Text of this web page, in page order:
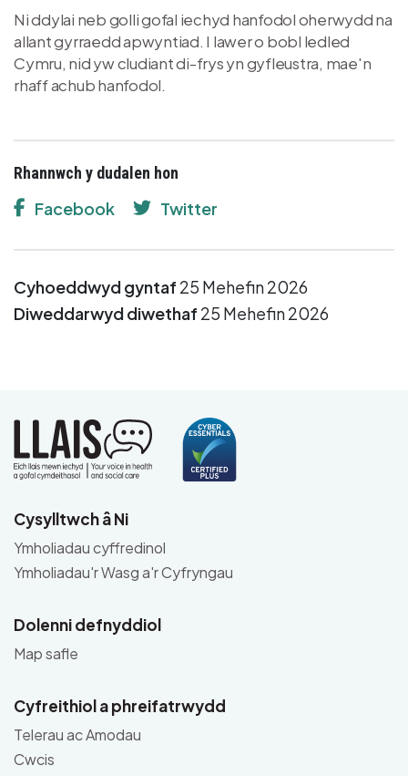
Ni ddylai neb golli gofal iechyd hanfodol oherwydd na
allant gyrraedd apwyntiad. I lawer o bobl ledled
Cymru, nid yw cludiant di-frys yn gyfleustra, mae'n
rhaff achub hanfodol.
Rhannwch y dudalen hon
Facebook Twitter
Cyhoeddwyd gyntaf 25 Mehefin 2026
Diweddarwyd diwethaf 25 Mehefin 2026
Cysylltwch â Ni
Ymholiadau cyffredinol
Ymholiadau'r Wasg a'r Cyfryngau
Dolenni defnyddiol
Map safle
Cyfreithiol a phreifatrwydd
Telerau ac Amodau
Cwcis